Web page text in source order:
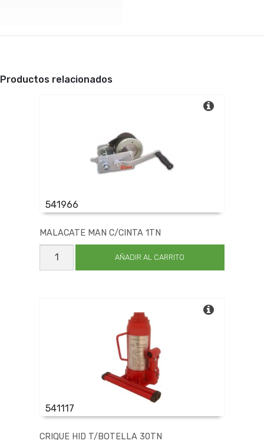
Productos relacionados
541966
MALACATE MAN C/CINTA 1TN
MALACATE
MAN
AÑADIR AL CARRITO
541117
CRIQUE HID T/BOTELLA 30TN